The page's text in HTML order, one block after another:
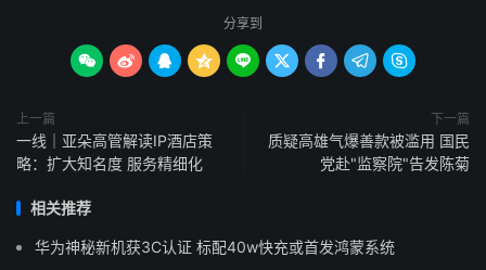
分享到
        
上一篇
一线｜亚朵高管解读IP酒店策
略：扩大知名度 服务精细化
下一篇
质疑高雄气爆善款被滥用 国民
党赴"监察院"告发陈菊
相关推荐
华为神秘新机获3C认证 标配40w快充或首发鸿蒙系统